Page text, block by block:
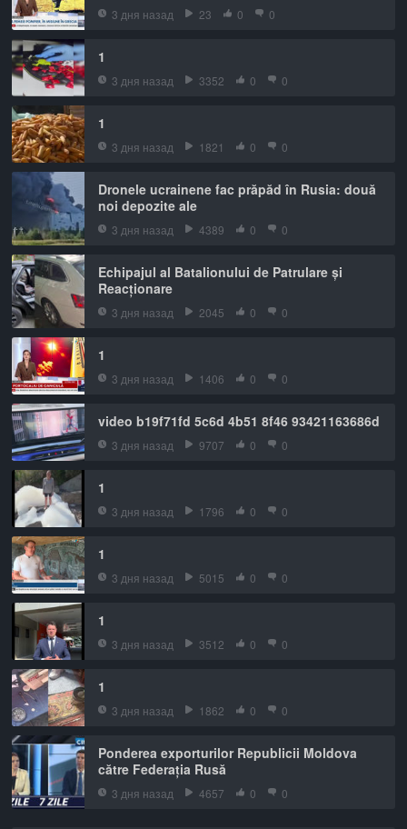
3 дня назад 23 0 0
1
3 дня назад 3352 0 0
1
3 дня назад 1821 0 0
Dronele ucrainene fac prăpăd în Rusia: două
noi depozite ale
3 дня назад 4389 0 0
Echipajul al Batalionului de Patrulare și
Reacționare
3 дня назад 2045 0 0
1
3 дня назад 1406 0 0
video b19f71fd 5c6d 4b51 8f46 93421163686d
3 дня назад 9707 0 0
1
3 дня назад 1796 0 0
1
3 дня назад 5015 0 0
1
3 дня назад 3512 0 0
1
3 дня назад 1862 0 0
Ponderea exporturilor Republicii Moldova
către Federația Rusă
3 дня назад 4657 0 0